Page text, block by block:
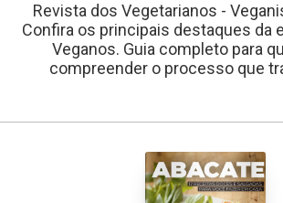
Revista dos Vegetarianos -
Confira os principais destaques da
Veganos. Guia completo para
compreender o processo que